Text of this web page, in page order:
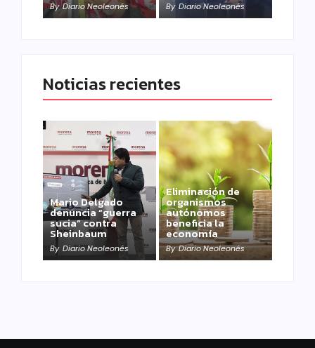
By Diario Neoleonés By Diario Neoleonés
Noticias recientes
Mario Delgado
denuncia “guerra
sucia” contra
Sheinbaum
By Diario Neoleonés
Eliminación de
organismos
autónomos
beneficia la
economía
By Diario Neoleonés